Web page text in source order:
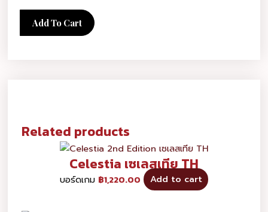
Add To Cart
Related products
Celestia เซเลสเทีย TH
บอร์ดเกม ฿1,220.00 Add to cart